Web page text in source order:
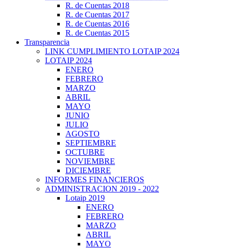
R. de Cuentas 2018
R. de Cuentas 2017
R. de Cuentas 2016
R. de Cuentas 2015
Transparencia
LINK CUMPLIMIENTO LOTAIP 2024
LOTAIP 2024
ENERO
FEBRERO
MARZO
ABRIL
MAYO
JUNIO
JULIO
AGOSTO
SEPTIEMBRE
OCTUBRE
NOVIEMBRE
DICIEMBRE
INFORMES FINANCIEROS
ADMINISTRACION 2019 - 2022
Lotaip 2019
ENERO
FEBRERO
MARZO
ABRIL
MAYO